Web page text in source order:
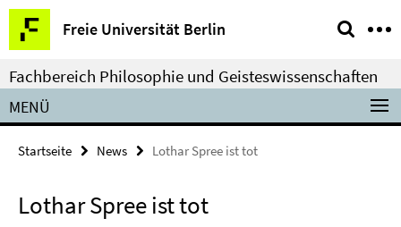
Springe
direkt
zu
Inhalt
Freie Universität Berlin
Service-
Navigation
Fachbereich Philosophie und Geisteswissenschaften
MENÜ
Startseite News Lothar Spree ist tot
Lothar Spree ist tot